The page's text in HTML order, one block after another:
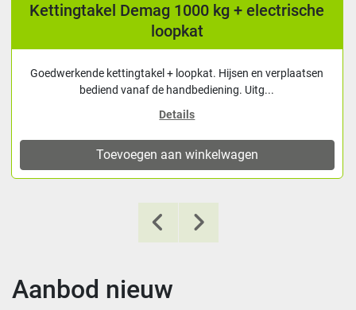
Kettingtakel Demag 1000 kg + electrische
loopkat
Goedwerkende kettingtakel + loopkat. Hijsen en verplaatsen
bediend vanaf de handbediening. Uitg...
Details
Toevoegen aan winkelwagen
Aanbod nieuw